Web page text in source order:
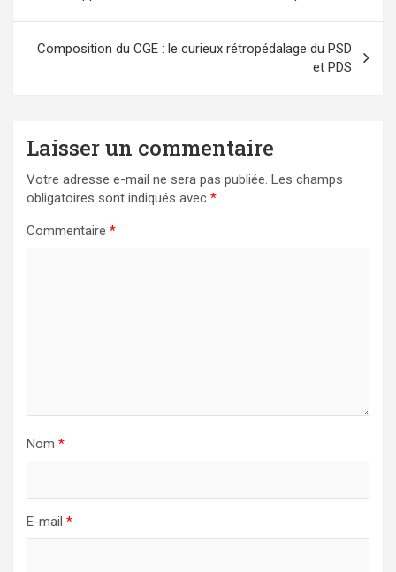
l’article
Composition du CGE : le curieux rétropédalage du PSD
et PDS
Laisser un commentaire
Votre adresse e-mail ne sera pas publiée. Les champs
obligatoires sont indiqués avec *
Commentaire *
Nom *
E-mail *